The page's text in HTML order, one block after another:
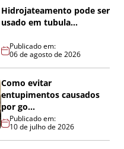
Hidrojateamento pode ser
usado em tubula...
Publicado em:
06 de agosto de 2026
Como evitar
entupimentos causados
por go...
Publicado em:
10 de julho de 2026